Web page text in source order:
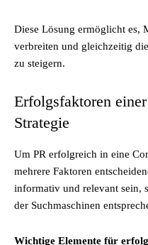
Diese Lösung ermöglicht es,
verbreiten und gleichzeitig
zu steigern.
Erfolgsfaktoren
Strategie
Um PR erfolgreich in eine
mehrere Faktoren
informativ und relevant sein,
der Suchmaschinen
Wichtige Elemente für